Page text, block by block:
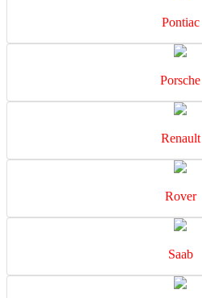
Pontiac
Porsche
Renault
Rover
Saab